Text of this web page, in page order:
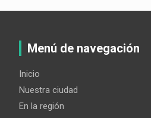
Menú de navegación
Inicio
Nuestra ciudad
En la región